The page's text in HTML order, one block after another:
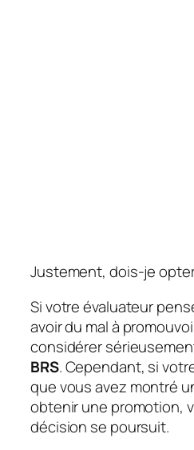
Justement, dois-je
Si votre évaluateur
avoir du mal à
considérer
BRS. Cependant, si
que vous avez montré
obtenir une promotion,
décision se poursuit.